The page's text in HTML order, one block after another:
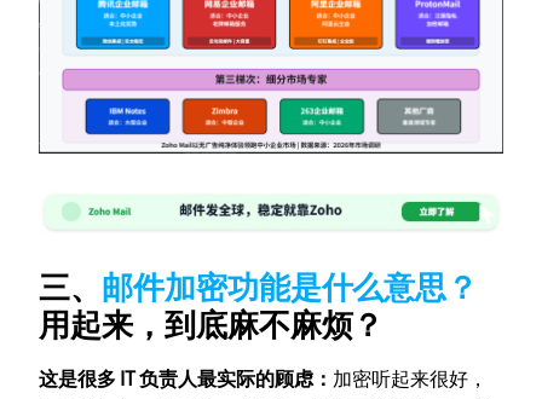
三、 邮件加密功能是什么意思？
用起来，到底麻不麻烦？
这是很多 IT 负责人最实际的顾虑： 加密听起来很好，